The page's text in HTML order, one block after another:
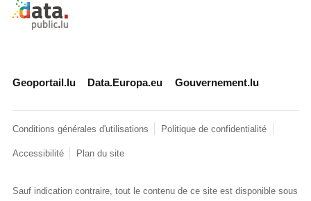
Retour à l'accueil de data.public.lu
Geoportail.lu Data.Europa.eu Gouvernement.lu
Conditions générales d'utilisations Politique de confidentialité
Accessibilité Plan du site
Sauf indication contraire, tout le contenu de ce site est disponible sous